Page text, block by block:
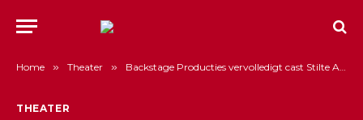
Home » Theater » Backstage Producties vervolledigt cast Stilte AUB!
THEATER